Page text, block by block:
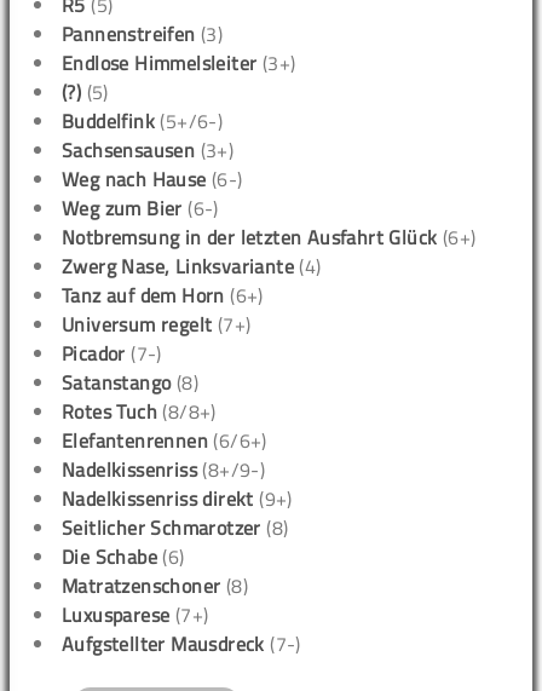
Pannenstreifen (3)
Endlose Himmelsleiter (3+)
(?) (5)
Buddelfink (5+/6-)
Sachsensausen (3+)
Weg nach Hause (6-)
Weg zum Bier (6-)
Notbremsung in der letzten Ausfahrt Glück (6+)
Zwerg Nase, Linksvariante (4)
Tanz auf dem Horn (6+)
Universum regelt (7+)
Picador (7-)
Satanstango(8)
Rotes Tuch (8/8+)
Elefantenrennen (6/6+)
Nadelkissenriss(8+/9-)
Nadelkissenriss direkt (9+)
Seitlicher Schmarotzer (8)
Die Schabe (6)
Matratzenschoner (8)
Luxusparese (7+)
Aufgstellter Mausdreck (7-)